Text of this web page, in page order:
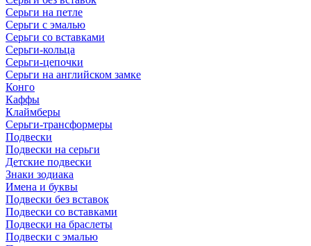
Серьги на петле
Серьги с эмалью
Серьги со вставками
Серьги-кольца
Серьги-цепочки
Серьги на английском замке
Конго
Каффы
Клаймберы
Серьги-трансформеры
Подвески
Подвески на серьги
Детские подвески
Знаки зодиака
Имена и буквы
Подвески без вставок
Подвески со вставками
Подвески на браслеты
Подвески с эмалью